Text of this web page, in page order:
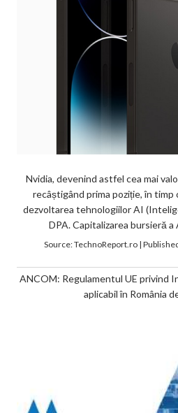
Nvidia, devenind astfel cea mai
recâștigând prima poziție, în
dezvoltarea tehnologiilor AI
DPA. Capitalizarea bursieră a
Source:TechnoReport.ro|
ANCOM: Regulamentul UE privind
aplicabil în România